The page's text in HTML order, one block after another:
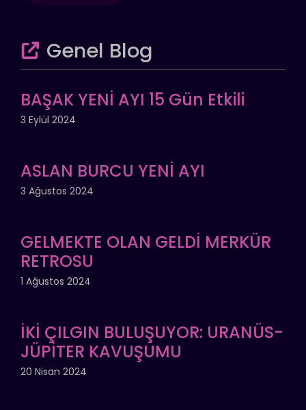
Genel Blog
BAŞAK YENİ AYI 15 Gün Etkili
3 Eylül 2024
ASLAN BURCU YENİ AYI
3 Ağustos 2024
GELMEKTE OLAN GELDİ MERKÜR
RETROSU
1 Ağustos 2024
İKİ ÇILGIN BULUŞUYOR: URANÜS-
JÜPİTER KAVUŞUMU
20 Nisan 2024